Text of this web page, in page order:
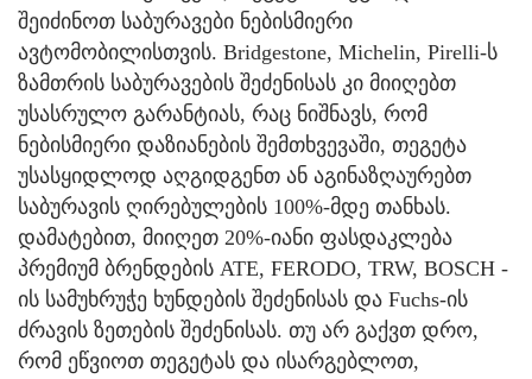
შეიძინოთ საბურავები ნებისმიერი
ავტომობილისთვის. Bridgestone, Michelin, Pirelli-ს
ზამთრის საბურავების შეძენისას კი მიიღებთ
უსასრულო გარანტიას, რაც ნიშნავს, რომ
ნებისმიერი დაზიანების შემთხვევაში, თეგეტა
უსასყიდლოდ აღგიდგენთ ან აგინაზღაურებთ
საბურავის ღირებულების 100%-მდე თანხას.
დამატებით, მიიღეთ 20%-იანი ფასდაკლება
პრემიუმ ბრენდების ATE, FERODO, TRW, BOSCH -
ის სამუხრუჭე ხუნდების შეძენისას და Fuchs-ის
ძრავის ზეთების შეძენისას. თუ არ გაქვთ დრო,
რომ ეწვიოთ თეგეტას და ისარგებლოთ,